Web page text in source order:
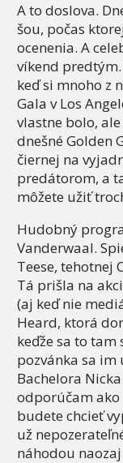
A to doslova.
šou, počas
ocenenia. A
víkend
keď si mnoho z
Gala v Los
vlastne bolo,
dnešné Golden
čiernej na
predátorom, a
môžete užiť
Hudobný
Vanderwaal.
Teese, tehotnej
Tá prišla na
(aj keď nie
Heard, ktorá
keďže sa to
pozvánka sa
Bachelora
odporúčam
budete chcieť
už
náhodou